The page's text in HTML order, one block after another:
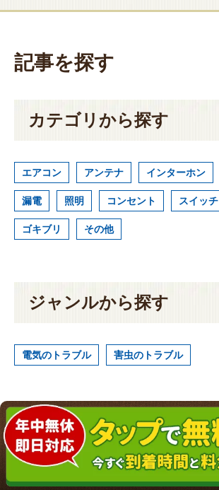
記事を探す
カテゴリから探す
エアコン アンテナ インターホン
漏電 照明 コンセント スイッチ
ゴキブリ その他
ジャンルから探す
電気のトラブル 害虫のトラブル
利用
規約